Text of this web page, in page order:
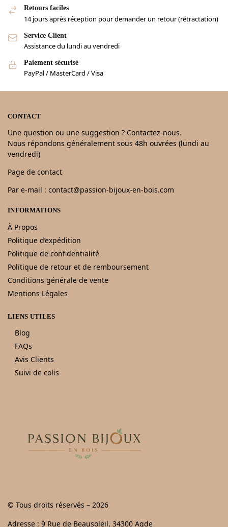
Retours faciles
14 jours après réception pour demander un retour (rétractation)
Service Client
Assistance du lundi au vendredi
Paiement sécurisé
PayPal / MasterCard / Visa
CONTACT
Une question ou une suggestion ? Contactez-nous.
Nous répondons généralement sous 48h ouvrées (lundi au
vendredi)
Page de contact
Par e-mail : contact@passion-bijoux-en-bois.com
INFORMATIONS
À Propos
Politique d’expédition
Politique de confidentialité
Politique de retour et de remboursement
Conditions générale de vente
Mentions Légales
LIENS UTILES
Blog
FAQs
Avis Clients
Suivi de colis
© Tous droits réservés – 2026
Adresse : 9 Rue de Beausoleil, 34300 Agde